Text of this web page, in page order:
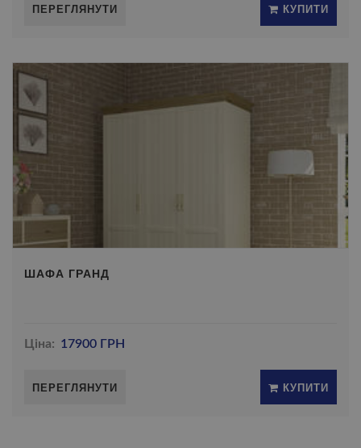
ПЕРЕГЛЯНУТИ КУПИТИ
ШАФА ГРАНД
Ціна: 17900 ГРН
ПЕРЕГЛЯНУТИ КУПИТИ